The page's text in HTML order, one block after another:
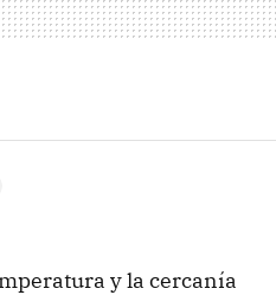
y la cercanía